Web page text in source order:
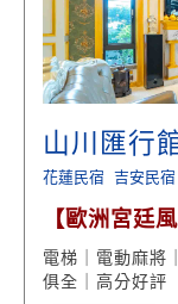
山川匯行
花蓮民宿 吉安民宿
【歐洲宮廷
娛樂 近花蓮
電梯｜電動麻將
俱全｜高分好評